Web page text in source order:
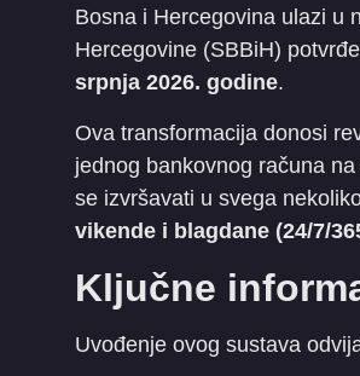
​Bosna i Hercegovina ulazi u
Hercegovine (SBBiH)
srpnja 2026. godine.
​Ova transformacija donosi
jednog bankovnog računa
se izvršavati u svega
vikende i blagdane (24/7/
​Ključne
​Uvođenje ovog sustava